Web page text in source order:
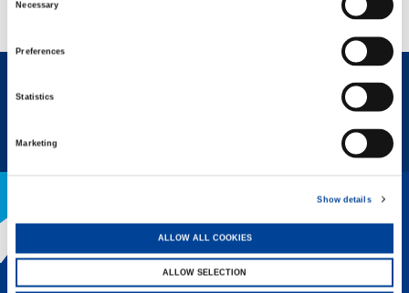
Necessary
Preferences
Statistics
Marketing
Show details
ALLOW ALL COOKIES
ALLOW SELECTION
DATENBLATT
DER TADANO-VORTEIL